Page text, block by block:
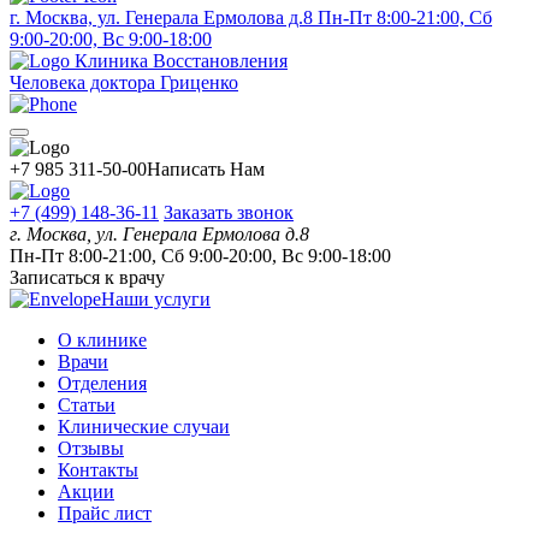
г. Москва, ул. Генерала Ермолова д.8 Пн-Пт 8:00-21:00, Сб
9:00-20:00, Вс 9:00-18:00
Клиника Восстановления
Человека доктора Гриценко
+7 985 311-50-00Написать Нам
+7 (499) 148-36-11 Заказать звонок
г. Москва, ул. Генерала Ермолова д.8
Пн-Пт 8:00-21:00, Сб 9:00-20:00, Вс 9:00-18:00
Записаться к врачу
Наши услуги
О клинике
Врачи
Отделения
Статьи
Клинические случаи
Отзывы
Контакты
Акции
Прайс лист